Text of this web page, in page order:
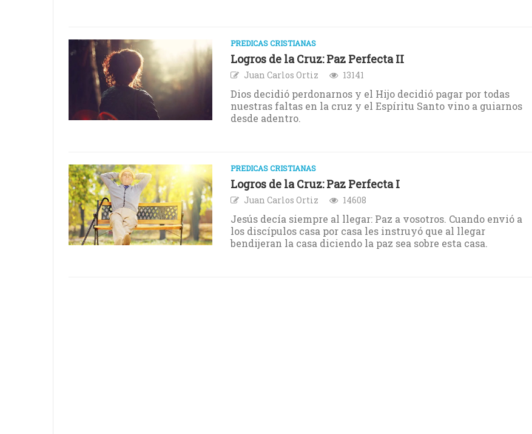
PREDICAS CRISTIANAS
Logros de la Cruz: Paz Perfecta II
Juan Carlos Ortiz 13141
Dios decidió perdonarnos y el Hijo decidió pagar por todas
nuestras faltas en la cruz y el Espíritu Santo vino a guiarnos
desde adentro.
PREDICAS CRISTIANAS
Logros de la Cruz: Paz Perfecta I
Juan Carlos Ortiz 14608
Jesús decía siempre al llegar: Paz a vosotros. Cuando envió a
los discípulos casa por casa les instruyó que al llegar
bendijeran la casa diciendo la paz sea sobre esta casa.